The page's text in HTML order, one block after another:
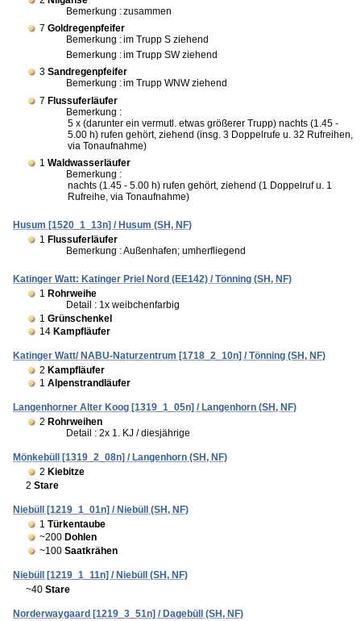
Bemerkung :zusammen
7 Goldregenpfeifer
Bemerkung :im Trupp S ziehend
Bemerkung :im Trupp SW ziehend
3 Sandregenpfeifer
Bemerkung :im Trupp WNW ziehend
7 Flussuferläufer
Bemerkung :
5 x (darunter ein vermutl. etwas größerer Trupp) nachts (1.45 -
5.00 h) rufen gehört, ziehend (insg. 3 Doppelrufe u. 32 Rufreihen,
via Tonaufnahme)
1 Waldwasserläufer
Bemerkung :
nachts (1.45 - 5.00 h) rufen gehört, ziehend (1 Doppelruf u. 1
Rufreihe, via Tonaufnahme)
Husum [1520_1_13n] / Husum (SH, NF)
1 Flussuferläufer
Bemerkung :Außenhafen; umherfliegend
Katinger Watt: Katinger Priel Nord (EE142) / Tönning (SH, NF)
1 Rohrweihe
Detail : 1x weibchenfarbig
1 Grünschenkel
14 Kampfläufer
Katinger Watt/ NABU-Naturzentrum [1718_2_10n] / Tönning (SH, NF)
2 Kampfläufer
1 Alpenstrandläufer
Langenhorner Alter Koog [1319_1_05n] / Langenhorn (SH, NF)
2 Rohrweihen
Detail : 2x 1. KJ / diesjährige
Mönkebüll [1319_2_08n] / Langenhorn (SH, NF)
2 Kiebitze
2 Stare
Niebüll [1219_1_01n] / Niebüll (SH, NF)
1 Türkentaube
~200 Dohlen
~100 Saatkrähen
Niebüll [1219_1_11n] / Niebüll (SH, NF)
~40 Stare
Norderwaygaard [1219_3_51n] / Dagebüll (SH, NF)